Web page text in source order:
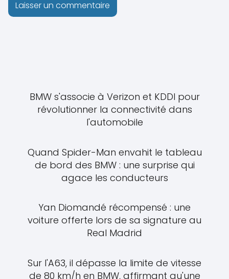
BMW s'associe à Verizon et KDDI pour
révolutionner la connectivité dans
l'automobile
Quand Spider-Man envahit le tableau
de bord des BMW : une surprise qui
agace les conducteurs
Yan Diomandé récompensé : une
voiture offerte lors de sa signature au
Real Madrid
Sur l'A63, il dépasse la limite de vitesse
de 80 km/h en BMW, affirmant qu'une